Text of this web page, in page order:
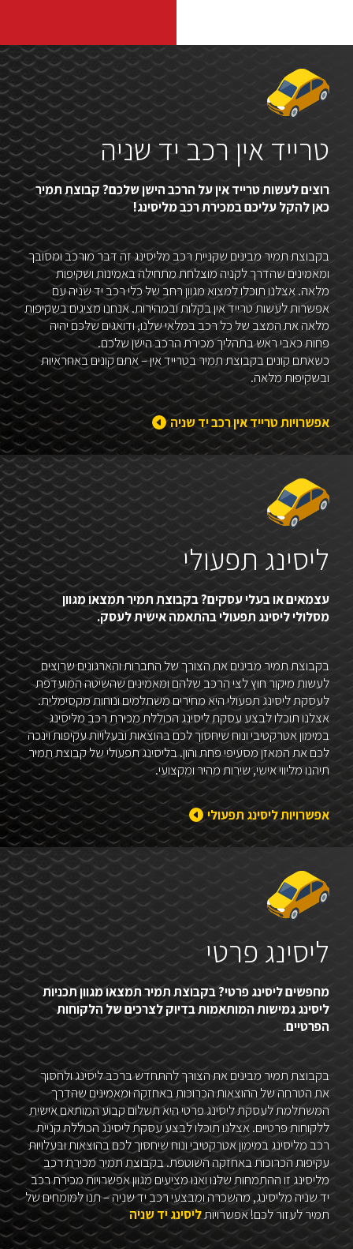
טרייד אין רכב יד שניה
רוצים לעשות טרייד אין על הרכב הישן שלכם? קבוצת תמיר
כאן להקל עליכם במכירת רכב מליסינג!
בקבוצת תמיר מבינים שקניית רכב מליסינג זה דבר מורכב ומסובך
ומאמינים שהדרך לקניה מוצלחת מתחילה באמינות ושקיפות
מלאה. אצלנו תוכלו למצוא מגוון רחב של כלי רכב יד שניה עם
אפשרות לעשות טרייד אין בקלות ובמהירות. אנחנו מציגים בשקיפות
מלאה את המצב של כל רכב במלאי שלנו, ודואגים שלכם יהיה
פחות כאבי ראש בתהליך מכירת הרכב הישן שלכם.
כשאתם קונים בקבוצת תמיר בטרייד אין – אתם קונים באחראיות
ובשקיפות מלאה.
אפשרויות טרייד אין רכב יד שניה
ליסינג תפעולי
עצמאים או בעלי עסקים? בקבוצת תמיר תמצאו מגוון
מסלולי ליסינג תפעולי בהתאמה אישית לעסק.
בקבוצת תמיר מבינים את הצורך של החברות והארגונים שרוצים
לעשות מיקור חוץ לצי הרכב שלהם ומאמינים שהשיטה המועדפת
לעסקת ליסינג תפעולי היא מחירים משתלמים ונוחות מקסימלית.
אצלנו תוכלו לבצע עסקת ליסינג הכוללת מכירת רכב מליסינג
במימון אטרקטיבי ונוח שיחסוך לכם בהוצאות ובעלויות עקיפות וינכה
לכם את המאזן מסעיפי פחת והון. בליסינג תפעולי של קבוצת תמיר
תיהנו מליווי אישי, שירות מהיר ומקצועי.
אפשרויות ליסינג תפעולי
ליסינג פרטי
מחפשים ליסינג פרטי? בקבוצת תמיר תמצאו מגוון תכניות
ליסינג גמישות המותאמות בדיוק לצרכים של הלקוחות
הפרטיים.
בקבוצת תמיר מבינים את הצורך להתחדש ברכב ליסינג ולחסוך
את הטרחה של ההוצאות הכרוכות באחזקה ומאמינים שהדרך
המשתלמת לעסקת ליסינג פרטי היא תשלום קבוע המותאם אישית
ללקוחות פרטיים. אצלנו תוכלו לבצע עסקת ליסינג הכוללת קניית
רכב מליסינג במימון אטרקטיבי ונוח שיחסוך לכם בהוצאות ובעלויות
עקיפות הכרוכות באחזקה השוטפת. בקבוצת תמיר מכירת רכב
מליסינג זו ההתמחות שלנו ואנו מציעים מגוון אפשרויות מכירת רכב
יד שניה מליסינג, מהשכרה ומבצעי רכב יד שניה – תנו למומחים של
תמיר לעזור לכם! אפשרויותליסינג יד שניה